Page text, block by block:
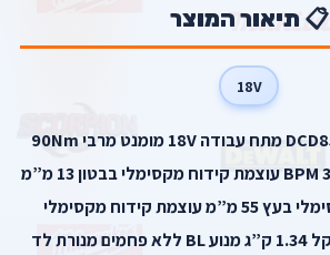
📋 תיאור המוצר
18V
מברגה / מקדחה DCD85M מתח עבודה 18V מומנט מרבי 90Nm
דפיקות לדקה 34,000 BPM עוצמת קידוח מקסימלי בבטון 13 מ”מ
עוצמת קידוח מקסימלי בעץ 55 מ”מ עוצמת קידוח מקסימלי
במתכת 13 מ”מ משקל 1.34 ק”ג מנוע BL ללא פחמים מנורת לד